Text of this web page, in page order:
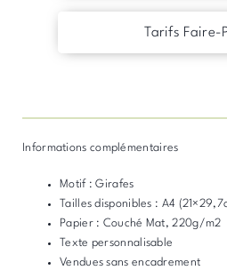
Tarifs Faire-
Informations complémentaires
Motif : Girafes
Tailles disponibles : A4
Papier : Couché Mat, 220g/m2
Texte personnalisable
Vendues sans encadrement